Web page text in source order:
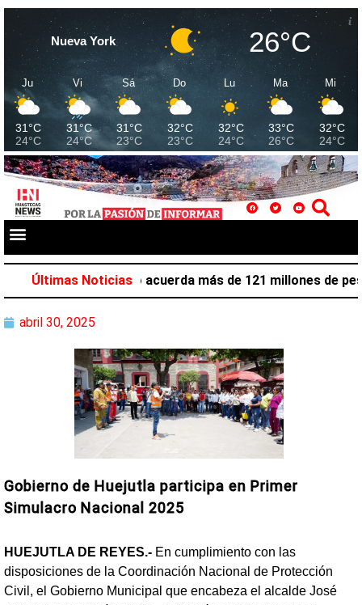
Nueva York 26°C
Ju
31°C
24°C
Vi
31°C
24°C
Sá
31°C
23°C
Do
32°C
23°C
Lu
32°C
24°C
Ma
33°C
26°C
Mi
32°C
24°C
Últimas Noticias
laboral en Hidalgo acuerda más de 121 millones de
abril 30, 2025
Gobierno de Huejutla participa en Primer
Simulacro Nacional 2025
HUEJUTLA DE REYES.- En cumplimiento con las
disposiciones de la Coordinación Nacional de Protección
Civil, el Gobierno Municipal que encabeza el alcalde José